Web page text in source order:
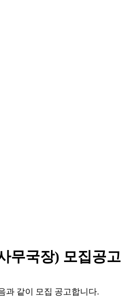
무국장) 모집공고
과 같이 모집 공고합니다.